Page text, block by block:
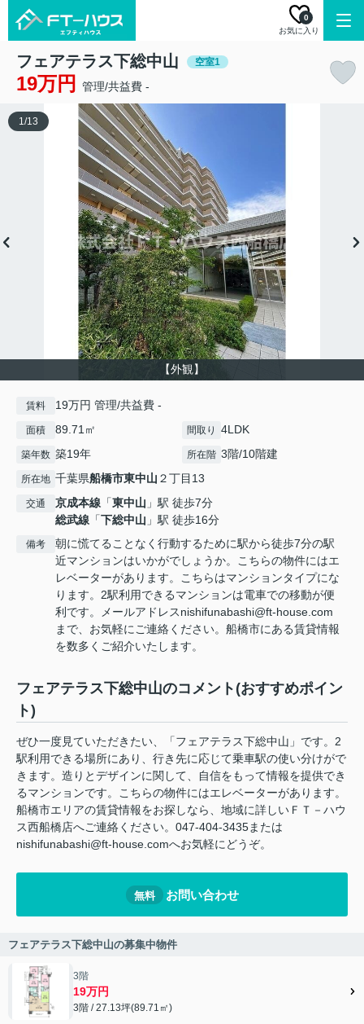
お気に入り
0
フェアテラス下総中山 空室1
19万円 管理/共益費 -
【外観】
1/13
賃料 19万円 管理/共益費 -
面積 89.71㎡ 間取り 4LDK
築年数 築19年 所在階 3階/10階建
所在地 千葉県船橋市東中山 ２丁目13
交通 京成本線 「東中山 」駅 徒歩7分
総武線 「下総中山 」駅 徒歩16分
備考
朝に慌てることなく行動するために駅から徒歩7分の駅
近マンションはいかがでしょうか。こちらの物件にはエ
レベーターがあります。こちらはマンションタイプにな
ります。2駅利用できるマンションは電車での移動が便
利です。メールアドレスnishifunabashi@ft-house.com
まで、お気軽にご連絡ください。船橋市にある賃貸情報
を数多くご紹介いたします。
フェアテラス下総中山のコメント(おすすめポイン
ト)
ぜひ一度見ていただきたい、「フェアテラス下総中山」です。2
駅利用できる場所にあり、行き先に応じて乗車駅の使い分けがで
きます。造りとデザインに関して、自信をもって情報を提供でき
るマンションです。こちらの物件にはエレベーターがあります。
船橋市エリアの賃貸情報をお探しなら、地域に詳しいＦＴ－ハウ
ス西船橋店へご連絡ください。047-404-3435または
nishifunabashi@ft-house.comへお気軽にどうぞ。
無料 お問い合わせ
フェアテラス下総中山の募集中物件
3階
19万円
3階 / 27.13坪(89.71㎡)